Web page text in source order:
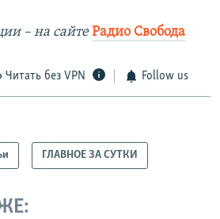
– на сайтеРадио Свобода
Читать без VPN Follow us
ГЛАВНОЕ ЗА СУТКИ